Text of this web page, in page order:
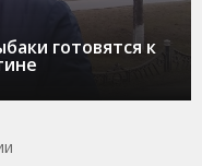
готовятся к